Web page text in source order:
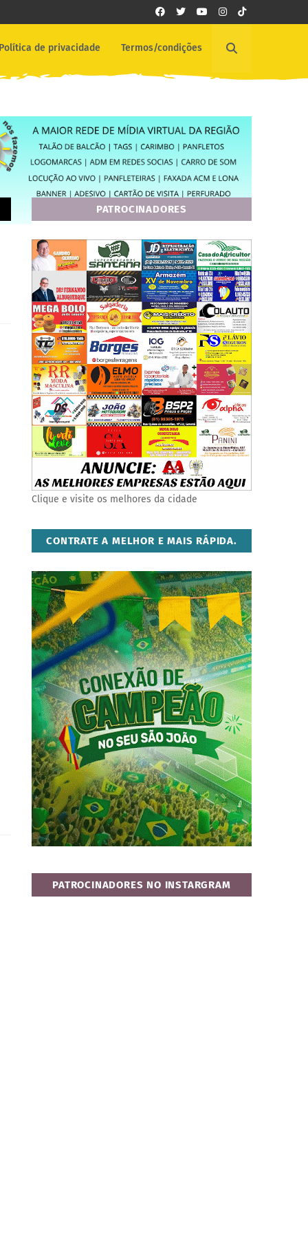
Política de privacidade Termos/condições
PATROCINADORES
Clique e visite os melhores da cidade
CONTRATE A MELHOR E MAIS RÁPIDA.
PATROCINADORES NO INSTARGRAM